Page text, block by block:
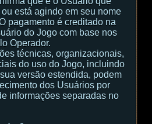
está agindo em seu nome
pagamento é creditado na
do Jogo com base nos
Operador.
técnicas, organizacionais,
do uso do Jogo, incluindo
versão estendida, podem
dos Usuários por
informações separadas no